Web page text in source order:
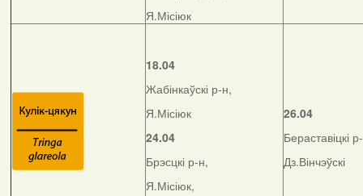
Я.Місіюк
18.04
Жабінкаўскі р-н,
Я.Місіюк
24.04
Брэсцкі р-н,
Я.Місіюк,
26.04
Бераставіцкі
Дз.Вінчэўскі